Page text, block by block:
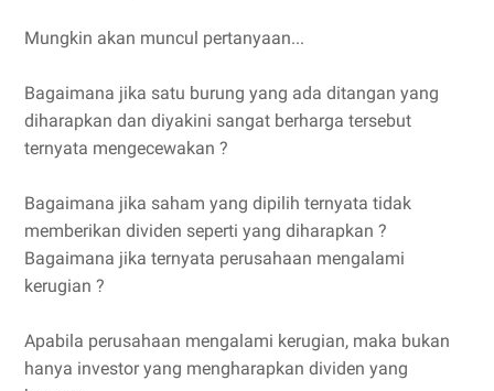
Mungkin akan muncul pertanyaan...
Bagaimana jika satu burung yang ada ditangan yang
diharapkan dan diyakini sangat berharga tersebut
ternyata mengecewakan ?
Bagaimana jika saham yang dipilih ternyata tidak
memberikan dividen seperti yang diharapkan ?
Bagaimana jika ternyata perusahaan mengalami
kerugian ?
Apabila perusahaan mengalami kerugian, maka bukan
hanya investor yang mengharapkan dividen yang